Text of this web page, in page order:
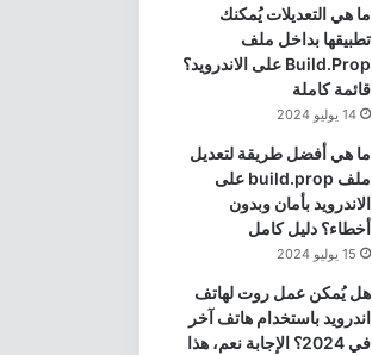
ما هي التعديلات يُمكنك
تطبيقها بداخل ملف
Build.Prop على الاندرويد؟
قائمة كاملة
14 يوليو 2024
ما هي أفضل طريقة لتعديل
ملف build.prop على
الاندرويد بأمان وبدون
أخطاء؟ دليل كامل
15 يوليو 2024
هل يُمكن عمل روت لهاتف
اندرويد باستخدام هاتف آخر
في 2024؟ الإجابة نعم، هذا